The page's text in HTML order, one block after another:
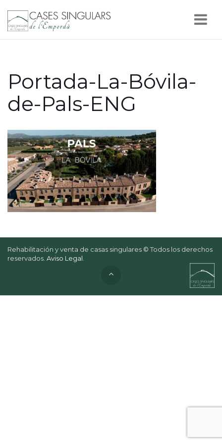
Portada-La-Bóvila-
de-Pals-ENG
Rehabilitación y venta de casas singulares © Todos los derechos
reservados. Aviso Legal